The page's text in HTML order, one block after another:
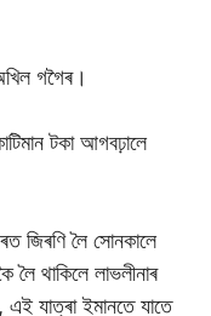
গগৈৰ।
টকা আগবঢ়ালে
জিৰণি লৈ সোনকালে
লৈ থাকিলে লাভলীনাৰ
যাত্ৰা ইমানতে যাতে